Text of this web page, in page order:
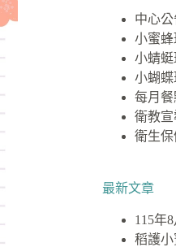
中心
小蜜
小蜻
小蝴
每月餐
衛教宣
衛生保
最新文章
115年
稻護